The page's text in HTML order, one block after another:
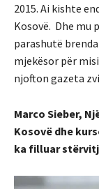
2015. Ai kishte
Kosovë. Dhe mu
parashutë
mjekësor për
njofton gazeta
Marco Sieber,
Kosovë dhe
ka filluar